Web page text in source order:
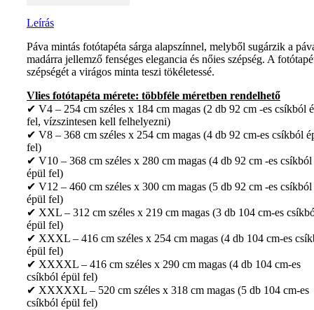
Leírás
Páva mintás fotótapéta sárga alapszínnel, melyből sugárzik a
madárra jellemző fenséges elegancia és nőies szépség. A
szépségét a virágos minta teszi tökéletessé.
Vlies fotótapéta mérete: többféle méretben rendelhető
✔ V4 – 254 cm széles x 184 cm magas (2 db 92 cm -es csíkból
fel, vízszintesen kell felhelyezni)
✔ V8 – 368 cm széles x 254 cm magas (4 db 92 cm-es csíkból
fel)
✔ V10 – 368 cm széles x 280 cm magas (4 db 92 cm -es csíkból
épül fel)
✔ V12 – 460 cm széles x 300 cm magas (5 db 92 cm -es csíkból
épül fel)
✔ XXL – 312 cm széles x 219 cm magas (3 db 104 cm-es
épül fel)
✔ XXXL – 416 cm széles x 254 cm magas (4 db 104 cm-es
épül fel)
✔ XXXXL – 416 cm széles x 290 cm magas (4 db 104 cm-es
csíkból épül fel)
✔ XXXXXL – 520 cm széles x 318 cm magas (5 db 104 cm-es
csíkból épül fel)